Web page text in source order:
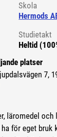
Skola
Hermods
Studietakt
Heltid
platser
7,
till extern sida.)
läromedel och
för eget bruk